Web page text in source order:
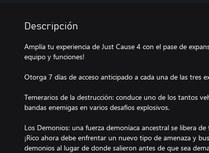
Descripción
Amplía tu experiencia de Just Cause 4 con el pase de
equipo y funciones!
Otorga 7 días de acceso anticipado a cada una de las tres
Temerarios de la destrucción: conduce uno de los tantos
bandas enemigas en varios desafíos explosivos.
Los Demonios: una fuerza demoníaca ancestral se libera
¡Rico ahora debe enfrentar un nuevo tipo de amenaza y
demonios al lugar de donde salieron antes de que sea